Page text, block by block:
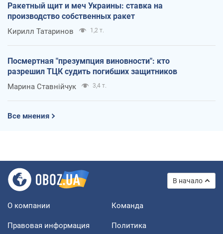
Ракетный щит и меч Украины: ставка на
производство собственных ракет
Кирилл Татаринов 1,2 т.
Посмертная "презумпция виновности": кто
разрешил ТЦК судить погибших защитников
Марина Ставнійчук 3,4 т.
Все мнения
В начало
О компании Команда
Правовая информация
Политика